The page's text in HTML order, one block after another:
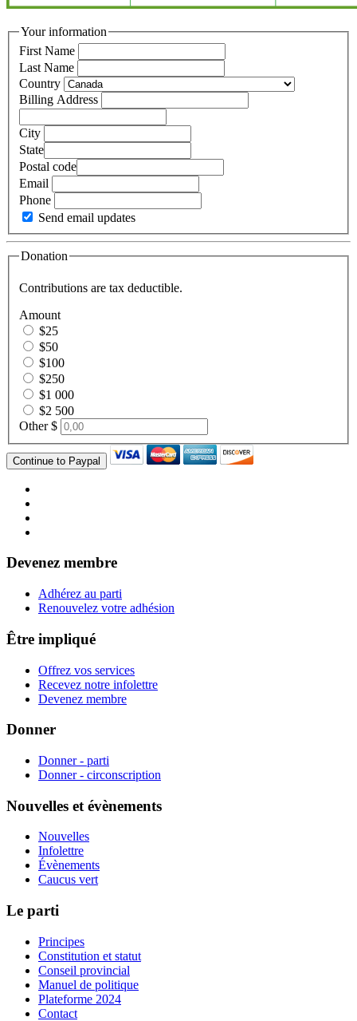
Your information
First Name
Last Name
Country
Billing Address
City
State
Postal code
Email
Phone
Send email updates
Donation
Contributions are tax deductible.
Amount
$25
$50
$100
$250
$1 000
$2 500
Other $
Devenez membre
Adhérez au parti
Renouvelez votre adhésion
Être impliqué
Offrez vos services
Recevez notre infolettre
Devenez membre
Donner
Donner - parti
Donner - circonscription
Nouvelles et évènements
Nouvelles
Infolettre
Évènements
Caucus vert
Le parti
Principes
Constitution et statut
Conseil provincial
Manuel de politique
Plateforme 2024
Contact